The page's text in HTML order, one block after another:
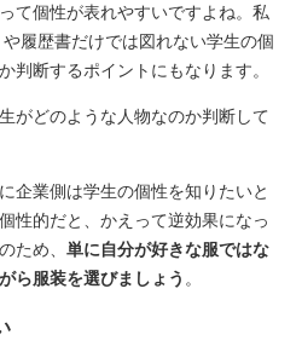
て個性が表れやすいですよね。私
履歴書だけでは図れない学生の個
判断するポイントにもなります。
がどのような人物なのか判断して
企業側は学生の個性を知りたいと
性的だと、かえって逆効果になっ
ため、 単に自分が好きな服ではな
ら服装を選びましょう 。